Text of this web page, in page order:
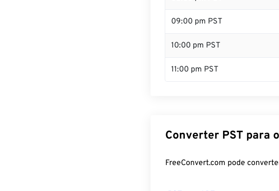
09:00 pm PST
10:00 pm PST
11:00 pm PST
Converter PST para
FreeConvert.com pode